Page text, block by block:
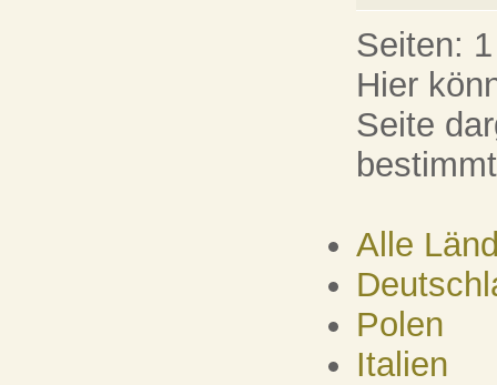
Seiten: 1
Hier
Seite
Alle
Polen
Italien